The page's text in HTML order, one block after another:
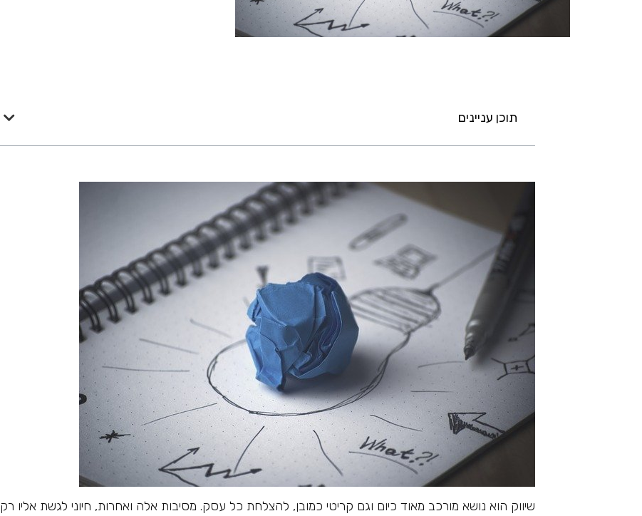
תוכן עניינים
שיווק הוא נושא מורכב מאוד כיום וגם קריטי כמובן, להצלחת כל עסק. מסיבות אלה ואחרות, חיוני לגשת אליו רק